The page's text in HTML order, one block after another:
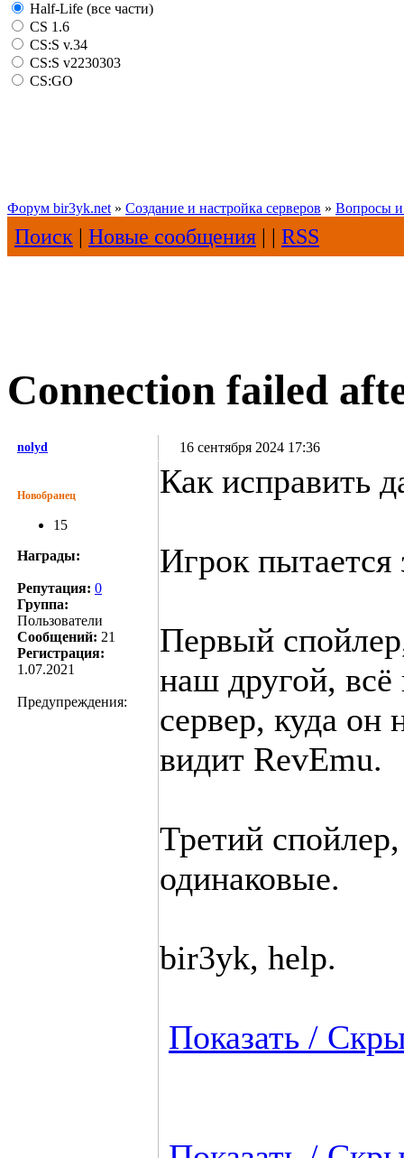
Half-Life (все части)
CS 1.6
CS:S v.34
CS:S v2230303
CS:GO
Форум bir3yk.net » Создание и настройка серверов » Вопросы
Поиск | Новые сообщения | | RSS
Connection failed
nolyd 16 сентября 2024 17:36
Новобранец
15
Награды:
Репутация: 0
Группа:
Пользователи
Сообщений: 21
Регистрация:
1.07.2021
Предупреждения:
Как исправить
Игрок пытается
Первый
наш другой, всё
сервер, куда он
видит RevEmu.
Третий
одинаковые.
bir3yk, help.
Показать /